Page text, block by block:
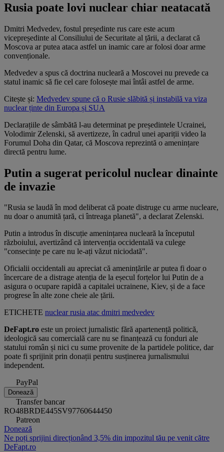
Rusia poate lovi nuclear chiar neatacată
Dmitri Medvedev, fostul președinte rus care este acum
vicepreședinte al Consiliului de Securitate al țării, a declarat că
Moscova ar putea ataca astfel un inamic care ar folosi doar arme
convenționale.
Medvedev a spus că doctrina nucleară a Moscovei nu prevede ca
statul inamic să fie cel care folosește mai întâi astfel de arme.
Citește și: Medvedev spune că o Rusie slăbită și instabilă va viza
nuclear ținte din Europa și SUA
Declarațiile de sâmbătă l-au determinat pe președintele Ucrainei,
Volodimir Zelenski, să avertizeze, în cadrul unei apariții video la
Forumul Doha din Qatar, că Moscova reprezintă o amenințare
directă pentru lume.
Putin a sugerat pericolul nuclear dinainte
de invazie
"Rusia se laudă în mod deliberat că poate distruge cu arme nucleare,
nu doar o anumită țară, ci întreaga planetă", a declarat Zelenski.
Putin a introdus în discuție amenințarea nucleară la începutul
războiului, avertizând că intervenția occidentală va culege
"consecințe pe care nu le-ați văzut niciodată".
Oficialii occidentali au apreciat că amenințările ar putea fi doar o
încercare de a distrage atenția de la eșecul forțelor lui Putin de a
asigura o ocupare rapidă a capitalei ucrainene, Kiev, și de a face
progrese în alte zone cheie ale țării.
ETICHETE nuclearrusia atac dmitri medvedev
DeFapt.ro este un proiect jurnalistic fără apartenență politică,
ideologică sau comercială care nu se finanțează cu fonduri ale
statului român și nici cu sume provenite de la partidele politice, dar
poate fi sprijinit prin donații pentru susținerea jurnalismului
independent.
PayPal
Donează
Transfer bancar
RO48BRDE445SV97760644450
Patreon
Donează
Ne poți sprijini direcționând 3,5% din impozitul tău pe venit către
DeFapt.ro